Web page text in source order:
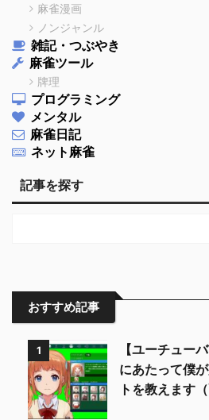
麻雀漫画
ノンジャンル
雑記・つぶやき
麻雀ツール
牌理
プログラミング
メンタル
麻雀日記
ネット麻雀
記事を探す
おすすめ記事
1
【ユーチュー
にあたって僕
トを教えます（